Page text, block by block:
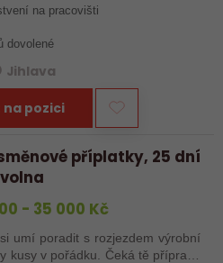
na pracovišti
dovolené
Jihlava
pozici
příplatky, 25 dní
volna
- 35 000 Kč
umí poradit s rozjezdem výrobní
kusy v pořádku. Čeká tě příprava